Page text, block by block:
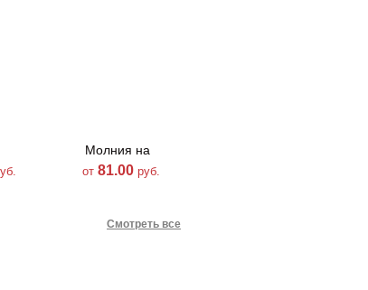
707
Молния на
атласе-785
от 81.00 руб.
Смотреть все